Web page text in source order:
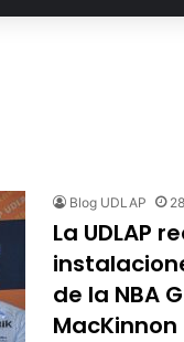
Blog UDLAP
La UDLAP
de la NBA
MacKinnon